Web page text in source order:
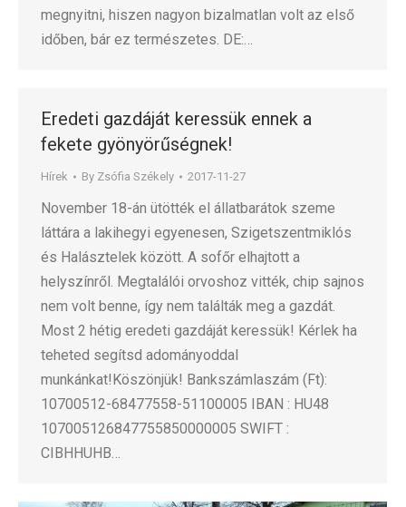
megnyitni, hiszen nagyon bizalmatlan volt az első
időben, bár ez természetes. DE:…
Eredeti gazdáját keressük ennek a
fekete gyönyörűségnek!
Hírek By Zsófia Székely 2017-11-27
November 18-án ütötték el állatbarátok szeme
láttára a lakihegyi egyenesen, Szigetszentmiklós
és Halásztelek között. A sofőr elhajtott a
helyszínről. Megtalálói orvoshoz vitték, chip sajnos
nem volt benne, így nem találták meg a gazdát.
Most 2 hétig eredeti gazdáját keressük! Kérlek ha
teheted segítsd adományoddal
munkánkat!Köszönjük! Bankszámlaszám (Ft):
10700512-68477558-51100005 IBAN : HU48
107005126847755850000005 SWIFT :
CIBHHUHB…